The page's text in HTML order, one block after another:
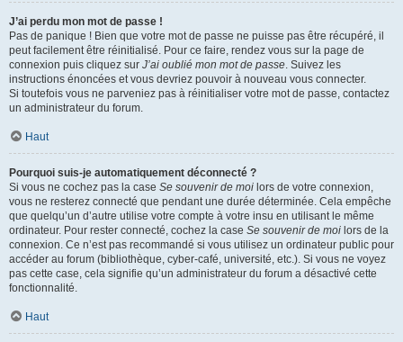
J’ai perdu mon mot de passe !
Pas de panique ! Bien que votre mot de passe ne puisse pas être récupéré, il
peut facilement être réinitialisé. Pour ce faire, rendez vous sur la page de
connexion puis cliquez sur J’ai oublié mon mot de passe. Suivez les
instructions énoncées et vous devriez pouvoir à nouveau vous connecter.
Si toutefois vous ne parveniez pas à réinitialiser votre mot de passe, contactez
un administrateur du forum.
Haut
Pourquoi suis-je automatiquement déconnecté ?
Si vous ne cochez pas la case Se souvenir de moi lors de votre connexion,
vous ne resterez connecté que pendant une durée déterminée. Cela empêche
que quelqu’un d’autre utilise votre compte à votre insu en utilisant le même
ordinateur. Pour rester connecté, cochez la case Se souvenir de moi lors de la
connexion. Ce n’est pas recommandé si vous utilisez un ordinateur public pour
accéder au forum (bibliothèque, cyber-café, université, etc.). Si vous ne voyez
pas cette case, cela signifie qu’un administrateur du forum a désactivé cette
fonctionnalité.
Haut